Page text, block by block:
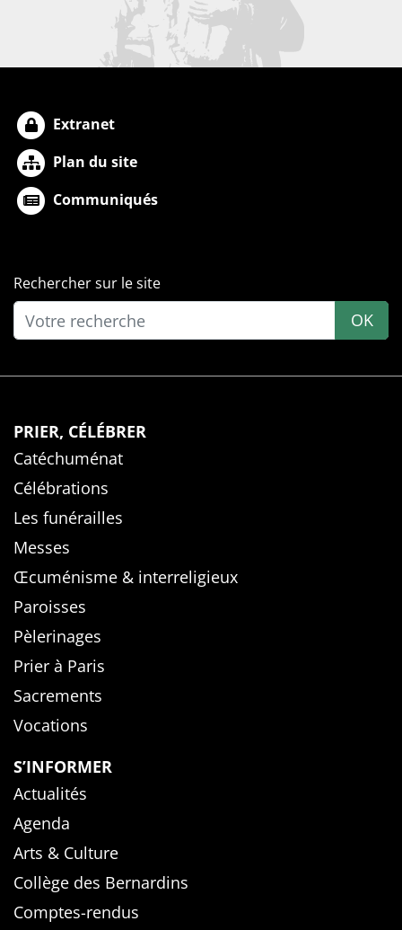
Extranet
Plan du site
Communiqués
Rechercher sur le site
OK
PRIER, CÉLÉBRER
Catéchuménat
Célébrations
Les funérailles
Messes
Œcuménisme & interreligieux
Paroisses
Pèlerinages
Prier à Paris
Sacrements
Vocations
S’INFORMER
Actualités
Agenda
Arts & Culture
Collège des Bernardins
Comptes-rendus